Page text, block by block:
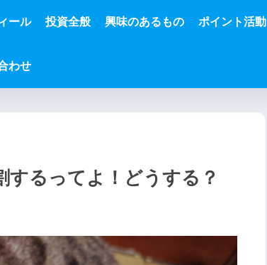
ール 投資全般 興味のあるもの ポイント活動
わせ
するってよ！どうする？